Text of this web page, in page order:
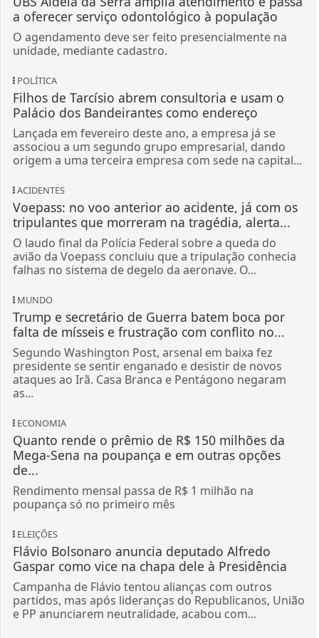
a oferecer serviço odontológico à população
O agendamento deve ser feito presencialmente na
unidade, mediante cadastro.
POLÍTICA
Filhos de Tarcísio abrem consultoria e usam o
Palácio dos Bandeirantes como endereço
Lançada em fevereiro deste ano, a empresa já se
associou a um segundo grupo empresarial, dando
origem a uma terceira empresa com sede na capital...
ACIDENTES
Voepass: no voo anterior ao acidente, já com os
tripulantes que morreram na tragédia, alerta...
O laudo final da Polícia Federal sobre a queda do
avião da Voepass concluiu que a tripulação conhecia
falhas no sistema de degelo da aeronave. O...
MUNDO
Trump e secretário de Guerra batem boca por
falta de mísseis e frustração com conflito no...
Segundo Washington Post, arsenal em baixa fez
presidente se sentir enganado e desistir de novos
ataques ao Irã. Casa Branca e Pentágono negaram
as...
ECONOMIA
Quanto rende o prêmio de R$ 150 milhões da
Mega-Sena na poupança e em outras opções
de...
Rendimento mensal passa de R$ 1 milhão na
poupança só no primeiro mês
ELEIÇÕES
Flávio Bolsonaro anuncia deputado Alfredo
Gaspar como vice na chapa dele à Presidência
Campanha de Flávio tentou alianças com outros
partidos, mas após lideranças do Republicanos, União
e PP anunciarem neutralidade, acabou com...